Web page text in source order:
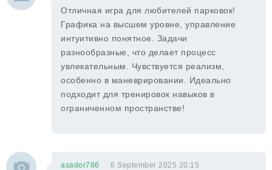
Отличная игра для любителей парковок!
Графика на высшем уровне, управление
интуитивно понятное. Задачи
разнообразные, что делает процесс
увлекательным. Чувствуется реализм,
особенно в маневрировании. Идеально
подходит для тренировок навыков в
ограниченном пространстве!
asador786 6 September 2025 20:15